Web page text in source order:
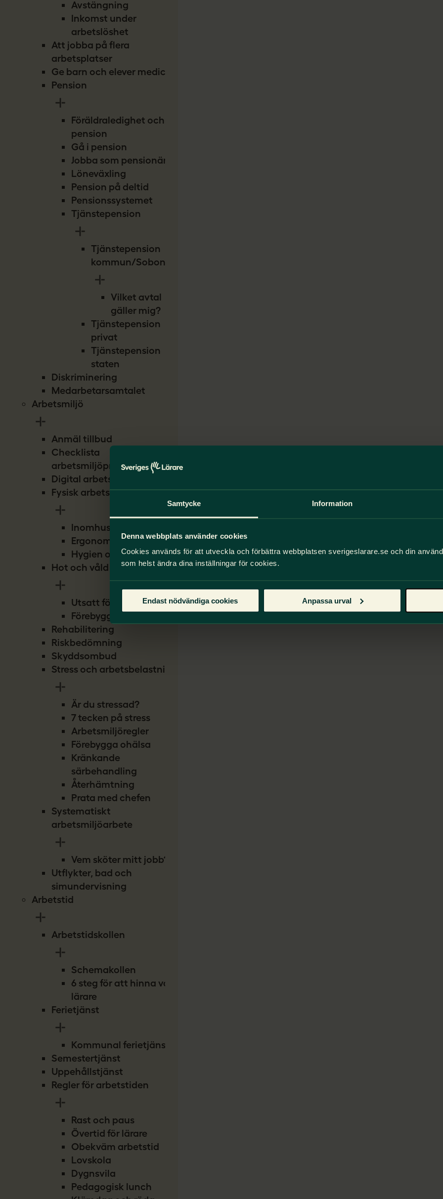
Samtycke Information
Denna webbplats använder cookies
Cookies används för att utveckla och förbättra webbplatsen sverigeslarare.se och din
som helst ändra dina inställningar för cookies.
Endast nödvändiga cookies Anpassa urval
Avstängning
Inkomst under
arbetslöshet
Att jobba på flera
arbetsplatser
Ge barn och elever medicin
Pension
Föräldraledighet och
pension
Gå i pension
Jobba som pensionär
Löneväxling
Pension på deltid
Pensionssystemet
Tjänstepension
Tjänstepension
kommun/Sobona
Vilket avtal
gäller mig?
Tjänstepension
privat
Tjänstepension
staten
Diskriminering
Medarbetarsamtalet
Arbetsmiljö
Anmäl tillbud
Checklista
arbetsmiljöproblem
Digital arbetsmiljö
Fysisk arbetsmiljö
Inomhusmiljö
Ergonomi
Hygien och smitta
Hot och våld
Utsatt för hot
Förebygg hot
Rehabilitering
Riskbedömning
Skyddsombud
Stress och arbetsbelastning
Är du stressad?
7 tecken på stress
Arbetsmiljöregler
Förebygga ohälsa
Kränkande
särbehandling
Återhämtning
Prata med chefen
Systematiskt
arbetsmiljöarbete
Vem sköter mitt jobb?
Utflykter, bad och
simundervisning
Arbetstid
Arbetstidskollen
Schemakollen
6 steg för att hinna vara
lärare
Ferietjänst
Kommunal ferietjänst
Semestertjänst
Uppehållstjänst
Regler för arbetstiden
Rast och paus
Övertid för lärare
Obekväm arbetstid
Lovskola
Dygnsvila
Pedagogisk lunch